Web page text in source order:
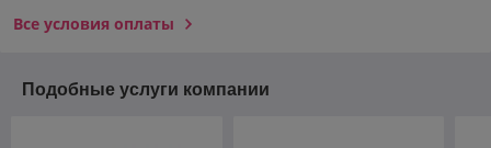
Все условия оплаты
Подобные услуги компании